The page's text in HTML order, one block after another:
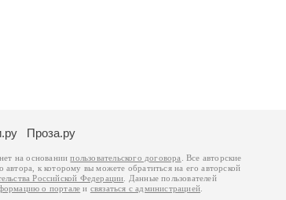
Проза.ру
на основаниипользовательского договора
. Все авторские
автора, к которому вы можете обратиться на его авторской
Российской Федерации . Данные пользователей
о портале и связаться с администрацией